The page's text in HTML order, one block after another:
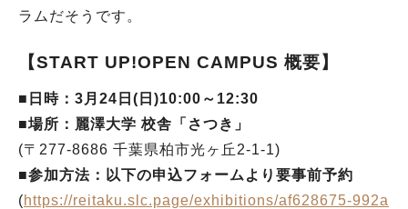
ラムだそうです。
【START UP!OPEN CAMPUS 概要】
■ 日時：3月24日(日)10:00～12:30
■場所：麗澤大学 校舎「さつき」
(〒277-8686 千葉県柏市光ヶ丘2-1-1)
■参加方法：以下の申込フォームより要事前予約
(https://reitaku.slc.page/exhibitions/af628675-992a